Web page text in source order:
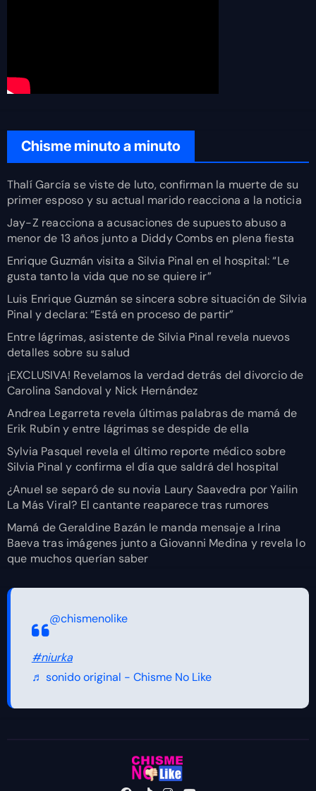
Chisme minuto a minuto
Thalí García se viste de luto, confirman la muerte de su
primer esposo y su actual marido reacciona a la noticia
Jay-Z reacciona a acusaciones de supuesto abuso a
menor de 13 años junto a Diddy Combs en plena fiesta
Enrique Guzmán visita a Silvia Pinal en el hospital: “Le
gusta tanto la vida que no se quiere ir”
Luis Enrique Guzmán se sincera sobre situación de Silvia
Pinal y declara: “Está en proceso de partir”
Entre lágrimas, asistente de Silvia Pinal revela nuevos
detalles sobre su salud
¡EXCLUSIVA! Revelamos la verdad detrás del divorcio de
Carolina Sandoval y Nick Hernández
Andrea Legarreta revela últimas palabras de mamá de
Erik Rubín y entre lágrimas se despide de ella
Sylvia Pasquel revela el último reporte médico sobre
Silvia Pinal y confirma el día que saldrá del hospital
¿Anuel se separó de su novia Laury Saavedra por Yailin
La Más Viral? El cantante reaparece tras rumores
Mamá de Geraldine Bazán le manda mensaje a Irina
Baeva tras imágenes junto a Giovanni Medina y revela lo
que muchos querían saber
@chismenolike
#niurka
♬ sonido original - Chisme No Like